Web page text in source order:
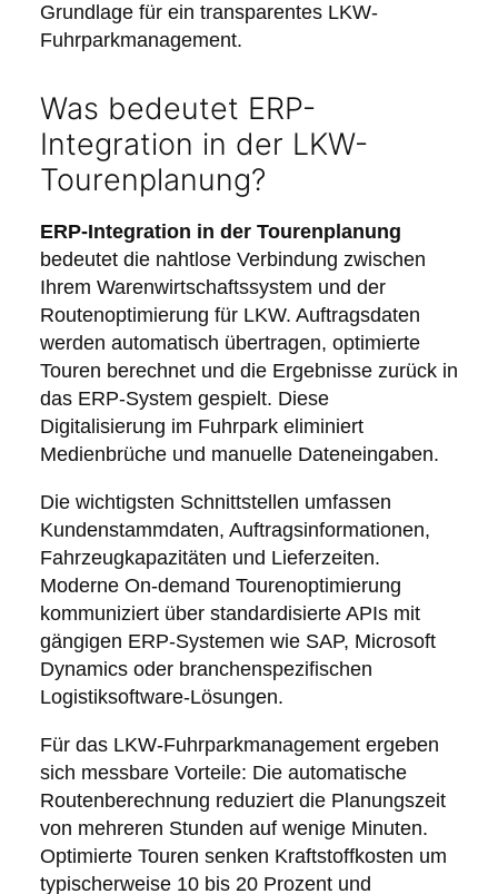
Grundlage für ein transparentes LKW-
Fuhrparkmanagement.
Was bedeutet ERP-
Integration in der LKW-
Tourenplanung?
ERP-Integration in der Tourenplanung
bedeutet die nahtlose Verbindung zwischen
Ihrem Warenwirtschaftssystem und der
Routenoptimierung für LKW. Auftragsdaten
werden automatisch übertragen, optimierte
Touren berechnet und die Ergebnisse zurück in
das ERP-System gespielt. Diese
Digitalisierung im Fuhrpark eliminiert
Medienbrüche und manuelle Dateneingaben.
Die wichtigsten Schnittstellen umfassen
Kundenstammdaten, Auftragsinformationen,
Fahrzeugkapazitäten und Lieferzeiten.
Moderne On-demand Tourenoptimierung
kommuniziert über standardisierte APIs mit
gängigen ERP-Systemen wie SAP, Microsoft
Dynamics oder branchenspezifischen
Logistiksoftware-Lösungen.
Für das LKW-Fuhrparkmanagement ergeben
sich messbare Vorteile: Die automatische
Routenberechnung reduziert die Planungszeit
von mehreren Stunden auf wenige Minuten.
Optimierte Touren senken Kraftstoffkosten um
typischerweise 10 bis 20 Prozent und